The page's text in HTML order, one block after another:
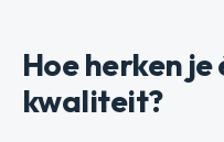
Hoe herken
kwaliteit?